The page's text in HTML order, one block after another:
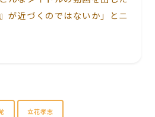
が近づくのではないか」とニ
立花孝志